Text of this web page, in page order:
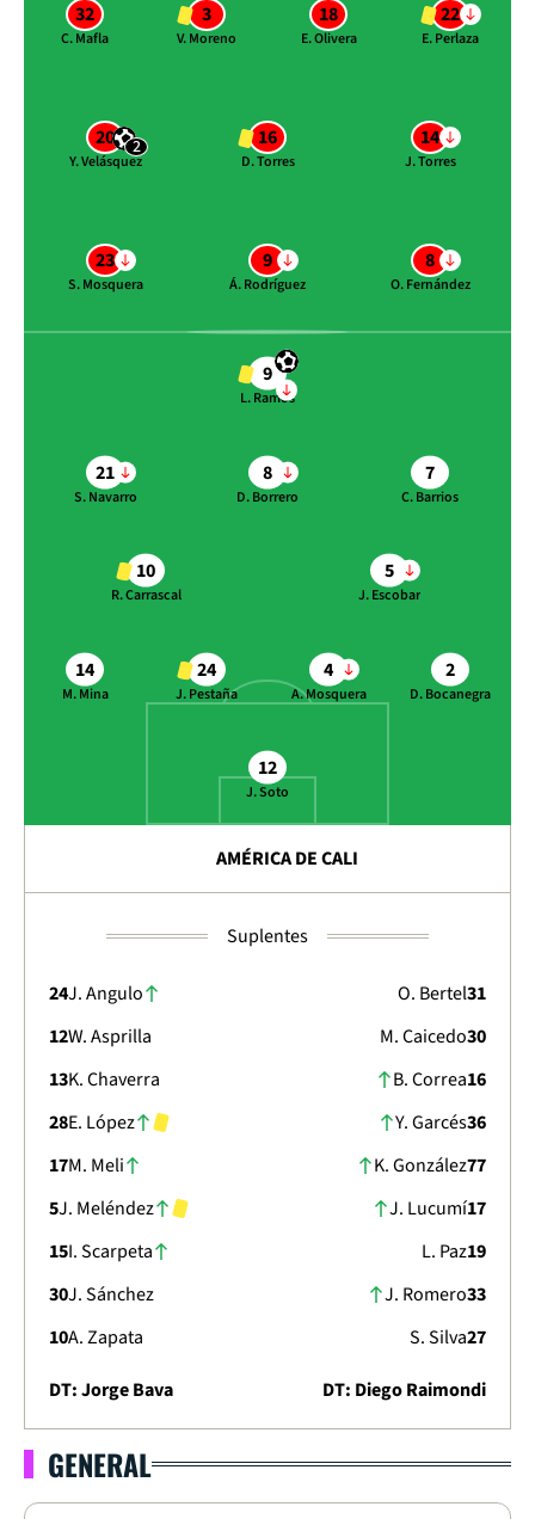
32
C. Mafla
3
V. Moreno
18
E. Olivera
22
E. Perlaza
20 2
Y. Velásquez
16
D. Torres
14
J. Torres
23
S. Mosquera
9
Á. Rodríguez
8
O. Fernández
12
J. Soto
2
D. Bocanegra
4
A. Mosquera
24
J. Pestaña
14
M. Mina
5
J. Escobar
10
R. Carrascal
7
C. Barrios
8
D. Borrero
21
S. Navarro
9
L. Ramos
AMÉRICA DE CALI
Suplentes
24J. Angulo
12W. Asprilla
13K. Chaverra
28E. López
17M. Meli
5J. Meléndez
15I. Scarpeta
30J. Sánchez
10A. Zapata
31
O. Bertel
30
M. Caicedo
16
B. Correa
36
Y. Garcés
77
K. González
17
J. Lucumí
19
L. Paz
33
J. Romero
27
S. Silva
DT: Jorge Bava
DT: Diego Raimondi
CLAUSURA - FECHA 5
GENERAL